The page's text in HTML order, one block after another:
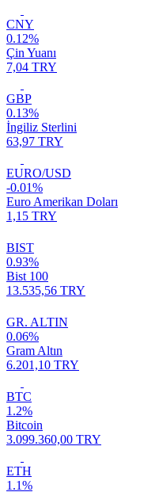
CNY
0.12%
Çin Yuanı
7,04 TRY
GBP
0.13%
İngiliz Sterlini
63,97 TRY
EURO/USD
-0.01%
Euro Amerikan Doları
1,15 TRY
BIST
0.93%
Bist 100
13.535,56 TRY
GR. ALTIN
0.06%
Gram Altın
6.201,10 TRY
BTC
1.2%
Bitcoin
3.099.360,00 TRY
ETH
1.1%